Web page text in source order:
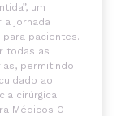
um
a jornada
pacientes.
todas as
permitindo
ao
cirúrgica
Médicos O